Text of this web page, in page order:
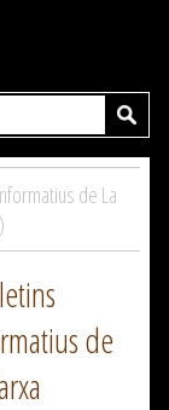
de La
de